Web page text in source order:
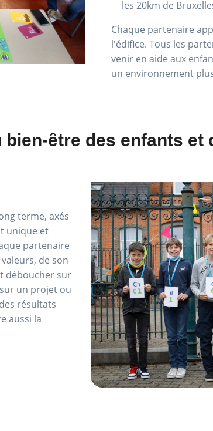
les 20km de
Chaque partenaire
l'édifice. Tous les
venir en aide aux
un environnement
être des enfants et
terme, axés
unique et
partenaire
de son
déboucher sur
un projet ou
résultats
aussi la